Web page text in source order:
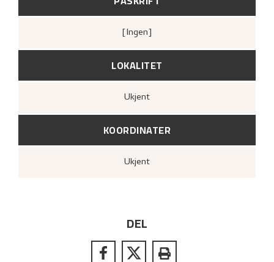
[ingen]
LOKALITET
Ukjent
KOORDINATER
Ukjent
DEL